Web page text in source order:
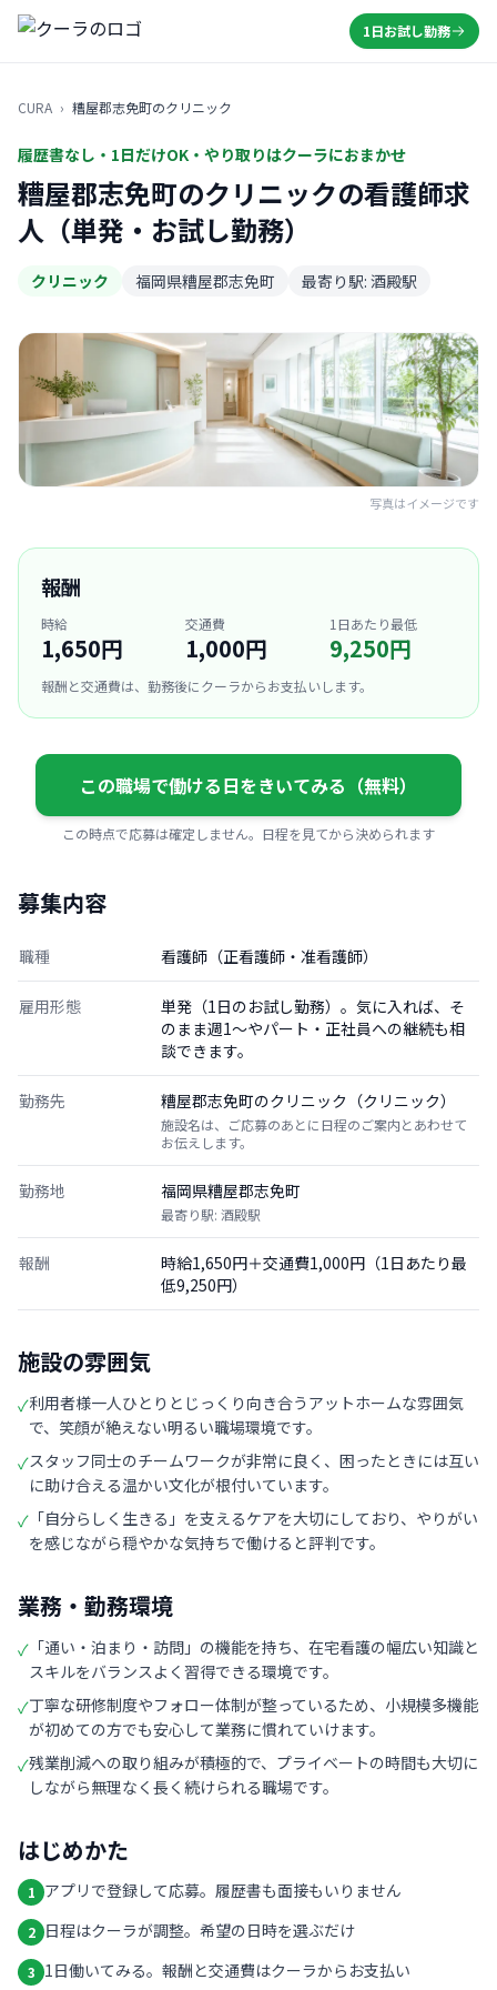
1日お試し勤務
CURA › 糟屋郡志免町のクリニック
履歴書なし・1日だけOK・やり取りはクーラにおまかせ
糟屋郡志免町のクリニックの看護師求
人（単発・お試し勤務）
クリニック 福岡県糟屋郡志免町 最寄り駅: 酒殿駅
写真はイメージです
報酬
時給
1,650円
交通費
1,000円
1日あたり最低
9,250円
報酬と交通費は、勤務後にクーラからお支払いします。
この職場で働ける日をきいてみる（無料）
この時点で応募は確定しません。日程を見てから決められます
募集内容
職種 看護師（正看護師・准看護師）
雇用形態
単発（1日のお試し勤務）。気に入れば、そ
のまま週1〜やパート・正社員への継続も相
談できます。
勤務先 糟屋郡志免町のクリニック（クリニック）
施設名は、ご応募のあとに日程のご案内とあわせて
お伝えします。
勤務地 福岡県糟屋郡志免町
最寄り駅: 酒殿駅
報酬
時給1,650円＋交通費1,000円（1日あたり最
低9,250円）
施設の雰囲気
✓利用者様一人ひとりとじっくり向き合うアットホームな雰囲気
で、笑顔が絶えない明るい職場環境です。
✓スタッフ同士のチームワークが非常に良く、困ったときには互い
に助け合える温かい文化が根付いています。
✓ 「自分らしく生きる」を支えるケアを大切にしており、やりがい
を感じながら穏やかな気持ちで働けると評判です。
業務・勤務環境
✓ 「通い・泊まり・訪問」の機能を持ち、在宅看護の幅広い知識と
スキルをバランスよく習得できる環境です。
✓丁寧な研修制度やフォロー体制が整っているため、小規模多機能
が初めての方でも安心して業務に慣れていけます。
✓残業削減への取り組みが積極的で、プライベートの時間も大切に
しながら無理なく長く続けられる職場です。
はじめかた
1 アプリで登録して応募。履歴書も面接もいりません
2 日程はクーラが調整。希望の日時を選ぶだけ
3 1日働いてみる。報酬と交通費はクーラからお支払い